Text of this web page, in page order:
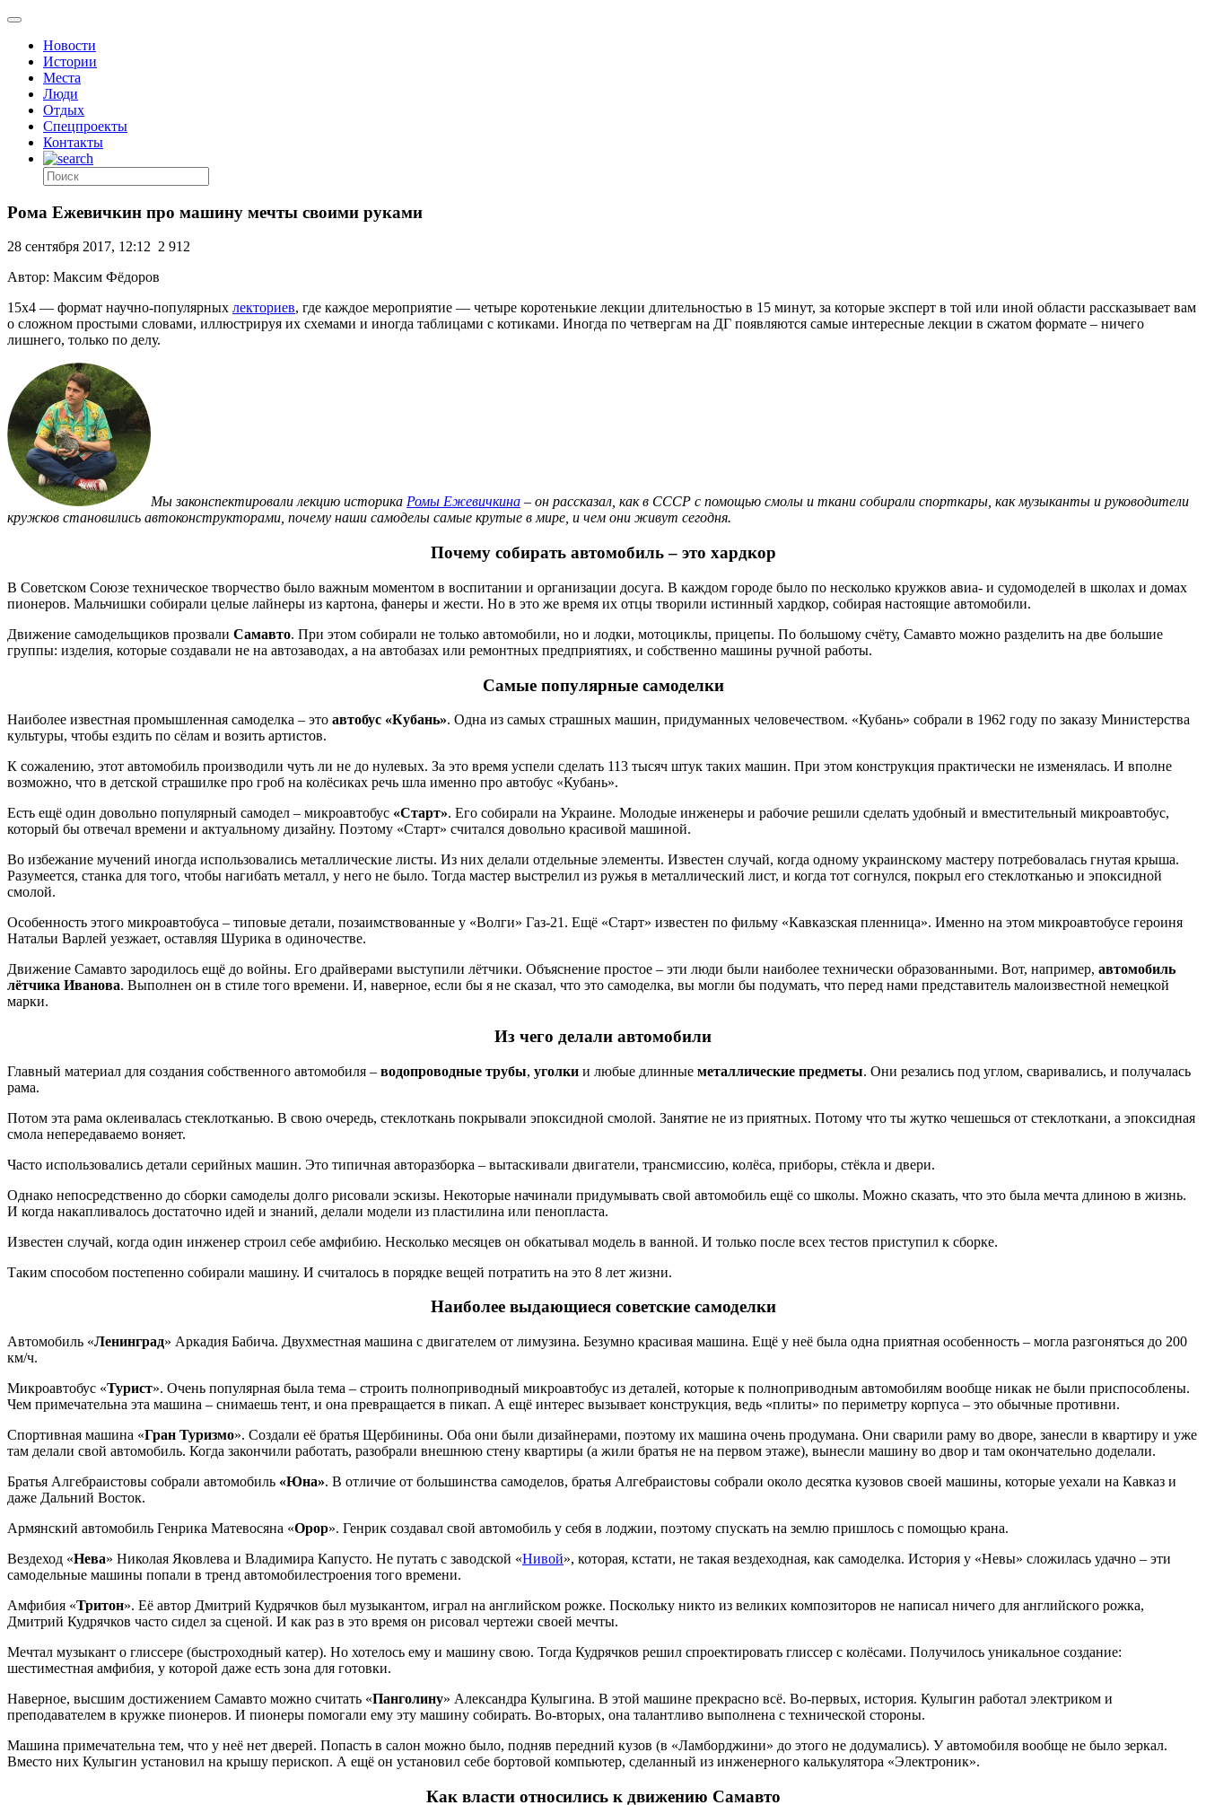
Новости
Истории
Места
Люди
Отдых
Спецпроекты
Контакты
Рома Ежевичкин про машину мечты своими руками
28 сентября 2017, 12:12 2 912
Автор: Максим Фёдоров
15х4 — формат научно-популярных лекториев, где каждое мероприятие — четыре коротенькие лекции длительностью в 15 минут, за которые эксперт в той или иной области рассказывает вам
о сложном простыми словами, иллюстрируя их схемами и иногда таблицами с котиками. Иногда по четвергам на ДГ появляются самые интересные лекции в сжатом формате – ничего
лишнего, только по делу.
Мы законспектировали лекцию историка Ромы Ежевичкина – он рассказал, как в СССР с помощью смолы и ткани собирали спорткары, как музыканты и руководители
кружков становились автоконструкторами, почему наши самоделы самые крутые в мире, и чем они живут сегодня.
Почему собирать автомобиль – это хардкор
В Советском Союзе техническое творчество было важным моментом в воспитании и организации досуга. В каждом городе было по несколько кружков авиа- и судомоделей в школах и домах
пионеров. Мальчишки собирали целые лайнеры из картона, фанеры и жести. Но в это же время их отцы творили истинный хардкор, собирая настоящие автомобили.
Движение самодельщиков прозвали Самавто. При этом собирали не только автомобили, но и лодки, мотоциклы, прицепы. По большому счёту, Самавто можно разделить на две большие
группы: изделия, которые создавали не на автозаводах, а на автобазах или ремонтных предприятиях, и собственно машины ручной работы.
Самые популярные самоделки
Наиболее известная промышленная самоделка – это автобус «Кубань». Одна из самых страшных машин, придуманных человечеством. «Кубань» собрали в 1962 году по заказу Министерства
культуры, чтобы ездить по сёлам и возить артистов.
К сожалению, этот автомобиль производили чуть ли не до нулевых. За это время успели сделать 113 тысяч штук таких машин. При этом конструкция практически не изменялась. И вполне
возможно, что в детской страшилке про гроб на колёсиках речь шла именно про автобус «Кубань».
Есть ещё один довольно популярный самодел – микроавтобус «Старт». Его собирали на Украине. Молодые инженеры и рабочие решили сделать удобный и вместительный микроавтобус,
который бы отвечал времени и актуальному дизайну. Поэтому «Старт» считался довольно красивой машиной.
Во избежание мучений иногда использовались металлические листы. Из них делали отдельные элементы. Известен случай, когда одному украинскому мастеру потребовалась гнутая крыша.
Разумеется, станка для того, чтобы нагибать металл, у него не было. Тогда мастер выстрелил из ружья в металлический лист, и когда тот согнулся, покрыл его стеклотканью и эпоксидной
смолой.
Особенность этого микроавтобуса – типовые детали, позаимствованные у «Волги» Газ-21. Ещё «Старт» известен по фильму «Кавказская пленница». Именно на этом микроавтобусе героиня
Натальи Варлей уезжает, оставляя Шурика в одиночестве.
Движение Самавто зародилось ещё до войны. Его драйверами выступили лётчики. Объяснение простое – эти люди были наиболее технически образованными. Вот, например, автомобиль
лётчика Иванова. Выполнен он в стиле того времени. И, наверное, если бы я не сказал, что это самоделка, вы могли бы подумать, что перед нами представитель малоизвестной немецкой
марки.
Из чего делали автомобили
Главный материал для создания собственного автомобиля – водопроводные трубы, уголки и любые длинные металлические предметы. Они резались под углом, сваривались, и получалась
рама.
Потом эта рама оклеивалась стеклотканью. В свою очередь, стеклоткань покрывали эпоксидной смолой. Занятие не из приятных. Потому что ты жутко чешешься от стеклоткани, а эпоксидная
смола непередаваемо воняет.
Часто использовались детали серийных машин. Это типичная авторазборка – вытаскивали двигатели, трансмиссию, колёса, приборы, стёкла и двери.
Однако непосредственно до сборки самоделы долго рисовали эскизы. Некоторые начинали придумывать свой автомобиль ещё со школы. Можно сказать, что это была мечта длиною в жизнь.
И когда накапливалось достаточно идей и знаний, делали модели из пластилина или пенопласта.
Известен случай, когда один инженер строил себе амфибию. Несколько месяцев он обкатывал модель в ванной. И только после всех тестов приступил к сборке.
Таким способом постепенно собирали машину. И считалось в порядке вещей потратить на это 8 лет жизни.
Наиболее выдающиеся советские самоделки
Автомобиль «Ленинград» Аркадия Бабича. Двухместная машина с двигателем от лимузина. Безумно красивая машина. Ещё у неё была одна приятная особенность – могла разгоняться до 200
км/ч.
Микроавтобус «Турист». Очень популярная была тема – строить полноприводный микроавтобус из деталей, которые к полноприводным автомобилям вообще никак не были приспособлены.
Чем примечательна эта машина – снимаешь тент, и она превращается в пикап. А ещё интерес вызывает конструкция, ведь «плиты» по периметру корпуса – это обычные противни.
Спортивная машина «Гран Туризмо». Создали её братья Щербинины. Оба они были дизайнерами, поэтому их машина очень продумана. Они сварили раму во дворе, занесли в квартиру и уже
там делали свой автомобиль. Когда закончили работать, разобрали внешнюю стену квартиры (а жили братья не на первом этаже), вынесли машину во двор и там окончательно доделали.
Братья Алгебраистовы собрали автомобиль «Юна». В отличие от большинства самоделов, братья Алгебраистовы собрали около десятка кузовов своей машины, которые уехали на Кавказ и
даже Дальний Восток.
Армянский автомобиль Генрика Матевосяна «Орор». Генрик создавал свой автомобиль у себя в лоджии, поэтому спускать на землю пришлось с помощью крана.
Вездеход «Нева» Николая Яковлева и Владимира Капусто. Не путать с заводской «Нивой», которая, кстати, не такая вездеходная, как самоделка. История у «Невы» сложилась удачно – эти
самодельные машины попали в тренд автомобилестроения того времени.
Амфибия «Тритон». Её автор Дмитрий Кудрячков был музыкантом, играл на английском рожке. Поскольку никто из великих композиторов не написал ничего для английского рожка,
Дмитрий Кудрячков часто сидел за сценой. И как раз в это время он рисовал чертежи своей мечты.
Мечтал музыкант о глиссере (быстроходный катер). Но хотелось ему и машину свою. Тогда Кудрячков решил спроектировать глиссер с колёсами. Получилось уникальное создание:
шестиместная амфибия, у которой даже есть зона для готовки.
Наверное, высшим достижением Самавто можно считать «Панголину» Александра Кулыгина. В этой машине прекрасно всё. Во-первых, история. Кулыгин работал электриком и
преподавателем в кружке пионеров. И пионеры помогали ему эту машину собирать. Во-вторых, она талантливо выполнена с технической стороны.
Машина примечательна тем, что у неё нет дверей. Попасть в салон можно было, подняв передний кузов (в «Ламборджини» до этого не додумались). У автомобиля вообще не было зеркал.
Вместо них Кулыгин установил на крышу перископ. А ещё он установил себе бортовой компьютер, сделанный из инженерного калькулятора «Электроник».
Как власти относились к движению Самавто